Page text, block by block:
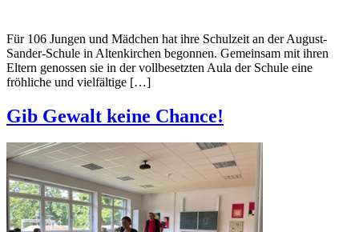
Für 106 Jungen und Mädchen hat ihre Schulzeit an der August-
Sander-Schule in Altenkirchen begonnen. Gemeinsam mit ihren
Eltern genossen sie in der vollbesetzten Aula der Schule eine
fröhliche und vielfältige […]
Gib Gewalt keine Chance!